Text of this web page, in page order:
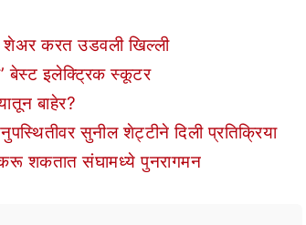
शेअर करत उडवली खिल्ली
बेस्ट इलेक्ट्रिक स्कूटर
बाहेर?
सुनील शेट्टीने दिली प्रतिक्रिया
शकतात संघामध्ये पुनरागमन